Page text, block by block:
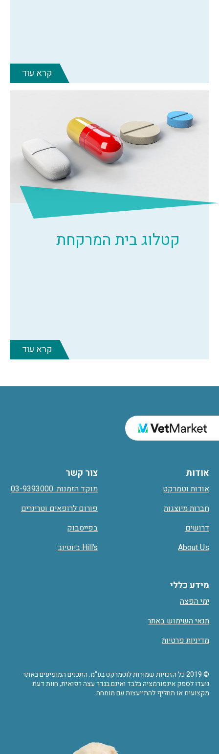
קרא עוד
קטלוג בית המרקחת
קרא עוד
אודות
אודות וטמרקט
חברות מיוצגות
דרושים
About Us
מידע כללי
ימי הפצה
תנאי השימוש באתר
מדיניות פרטיות
צור קשר
מוקד הזמנות: 03-9393000
פורום לרופאים וטרינרים
בפייסבוק
Hill’s ביוטיוב
© 2019 כל הזכויות שמורות לוטמרקט בע"מ. התכנים המופיעים באתר
נועדו לספק אינפורמציה בלבד ואינם בגדר עצה רפואית, חוות דעת
מקצועית או תחליף להתייעצות עם מומחה.